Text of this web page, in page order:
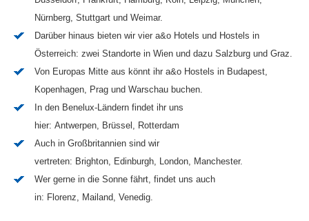
Nürnberg, Stuttgart und Weimar.
Darüber hinaus bieten wir vier a&o Hotels und Hostels in
Österreich: zwei Standorte in Wien und dazu Salzburg und Graz.
Von Europas Mitte aus könnt ihr a&o Hostels in Budapest,
Kopenhagen, Prag und Warschau buchen.
In den Benelux-Ländern findet ihr uns
hier: Antwerpen, Brüssel, Rotterdam
Auch in Großbritannien sind wir
vertreten: Brighton, Edinburgh, London, Manchester.
Wer gerne in die Sonne fährt, findet uns auch
in: Florenz, Mailand, Venedig.